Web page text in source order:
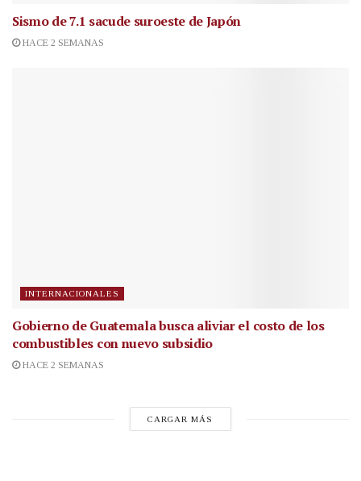
Sismo de 7.1 sacude suroeste de Japón
HACE 2 SEMANAS
INTERNACIONALES
Gobierno de Guatemala busca aliviar el costo de los
combustibles con nuevo subsidio
HACE 2 SEMANAS
CARGAR MÁS